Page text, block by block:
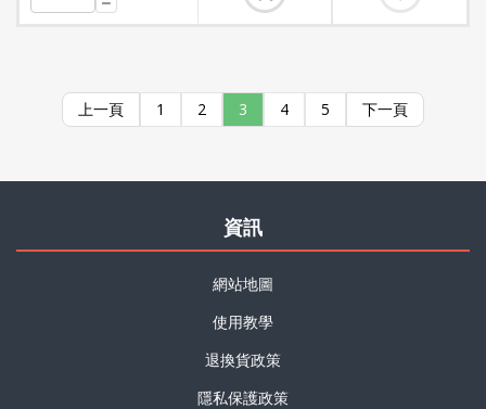
上一頁 1 2 3 4 5 下一頁
資訊
網站地圖
使用教學
退換貨政策
隱私保護政策